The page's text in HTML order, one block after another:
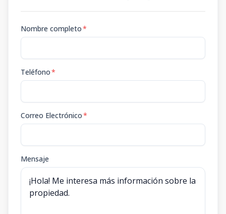
Nombre completo*
Teléfono*
Correo Electrónico*
Mensaje